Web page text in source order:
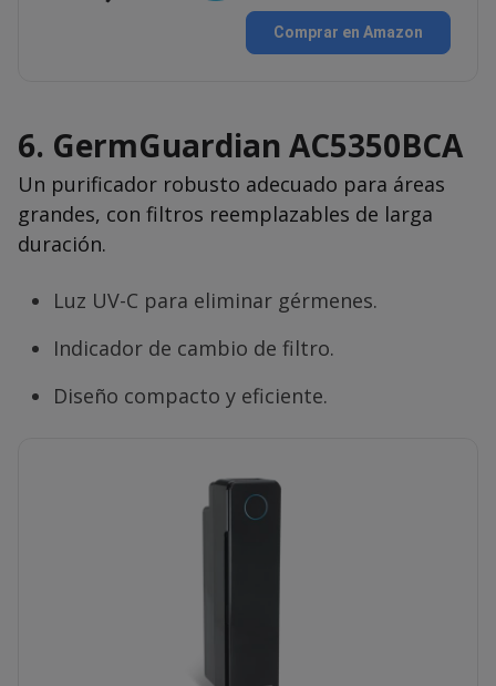
Comprar en Amazon
6. GermGuardian AC5350BCA
Un purificador robusto adecuado para áreas
grandes, con filtros reemplazables de larga
duración.
Luz UV-C para eliminar gérmenes.
Indicador de cambio de filtro.
Diseño compacto y eficiente.